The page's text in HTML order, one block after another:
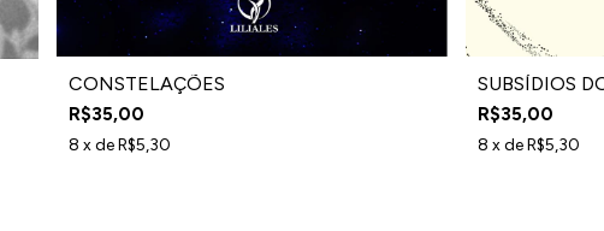
CONSTELAÇÕES
R$35,00
8 x deR$5,30
SUBSÍDIOS
R$35,00
8 x deR$5,30